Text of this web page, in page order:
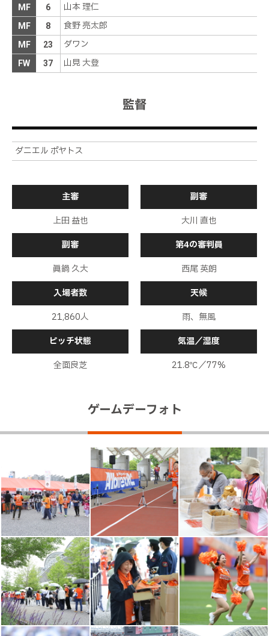
MF 6 山本 理仁
MF 8 食野 亮太郎
MF 23 ダワン
FW 37 山見 大登
監督
ダニエル ポヤトス
主審
上田 益也
副審
大川 直也
副審
眞鍋 久大
第4の審判員
西尾 英朗
入場者数
21,860人
天候
雨、無風
ピッチ状態
全面良芝
気温／湿度
21.8℃／77%
ゲームデーフォト